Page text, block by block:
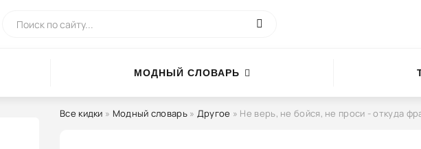
МОДНЫЙ СЛОВАРЬ
Все кидки » Модный словарь» Другое » Не верь, не бойся, не проси - откуда